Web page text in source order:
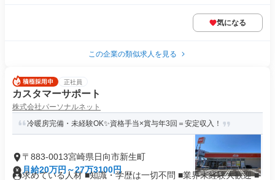
気になる
この企業の類似求人を見る
正社員
カスタマーサポート
株式会社パーソナルネット
冷暖房完備・未経験OK✨資格手当×賞与年3回＝安定収入！
〒883-0013宮崎県日向市新生町
月給20万円～27万3100円
求めている人材 ■知識・学歴は一切不問 ■業界未経験大歓迎 ■